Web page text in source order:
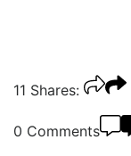
11 Shares:
0 Comments